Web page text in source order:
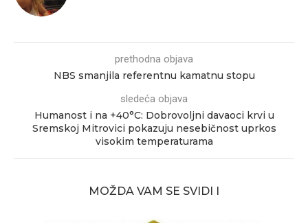
prethodna objava
NBS smanjila referentnu kamatnu stopu
sledeća objava
Humanost i na +40°C: Dobrovoljni davaoci krvi u
Sremskoj Mitrovici pokazuju nesebičnost uprkos
visokim temperaturama
MOŽDA VAM SE SVIDI I